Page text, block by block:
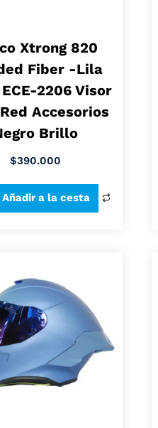
Xtrong 820
Fiber -Lila
2206 Visor
Accesorios
Brillo
$390.000
Añadir a la cesta